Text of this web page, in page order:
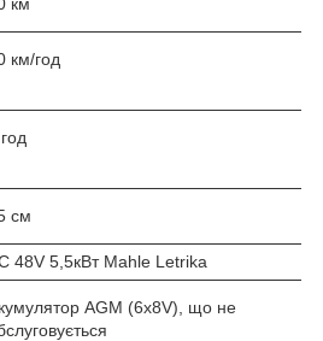
км/год
см
48V 5,5кВт Mahle Letrika
AGM (6x8V), що не